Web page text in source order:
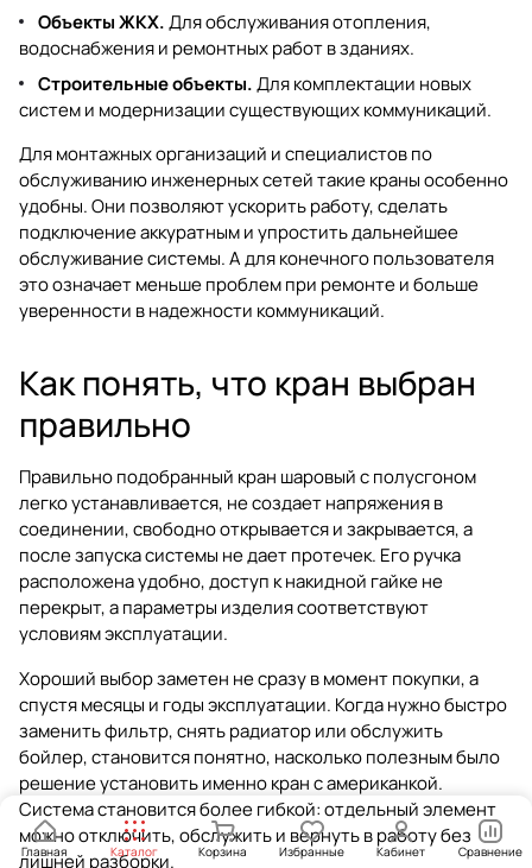
Объекты ЖКХ.Для обслуживания отопления,
водоснабжения и ремонтных работ в зданиях.
Строительные объекты.Для комплектации новых
систем и модернизации существующих коммуникаций.
Для монтажных организаций и специалистов по
обслуживанию инженерных сетей такие краны особенно
удобны. Они позволяют ускорить работу, сделать
подключение аккуратным и упростить дальнейшее
обслуживание системы. А для конечного пользователя
это означает меньше проблем при ремонте и больше
уверенности в надежности коммуникаций.
Как понять, что кран выбран
правильно
Правильно подобранный кран шаровый с полусгоном
легко устанавливается, не создает напряжения в
соединении, свободно открывается и закрывается, а
после запуска системы не дает протечек. Его ручка
расположена удобно, доступ к накидной гайке не
перекрыт, а параметры изделия соответствуют
условиям эксплуатации.
Хороший выбор заметен не сразу в момент покупки, а
спустя месяцы и годы эксплуатации. Когда нужно быстро
заменить фильтр, снять радиатор или обслужить
бойлер, становится понятно, насколько полезным было
решение установить именно кран с американкой.
Система становится более гибкой: отдельный элемент
можно отключить, обслужить и вернуть в работу без
лишней разборки.
Главная Каталог Корзина Избранные Кабинет Сравнение